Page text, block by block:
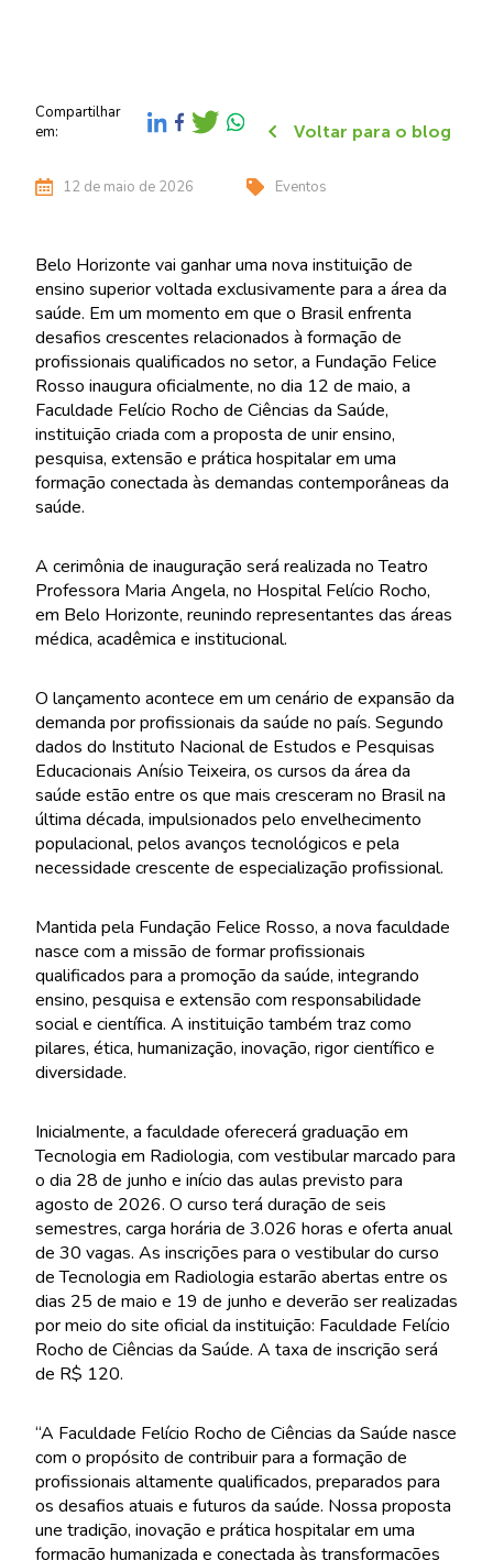
Compartilhar
em:
Voltar para o blog
12 de maio de 2026 Eventos
Belo Horizonte vai ganhar uma nova instituição de
ensino superior voltada exclusivamente para a área da
saúde. Em um momento em que o Brasil enfrenta
desafios crescentes relacionados à formação de
profissionais qualificados no setor, a Fundação Felice
Rosso inaugura oficialmente, no dia 12 de maio, a
Faculdade Felício Rocho de Ciências da Saúde,
instituição criada com a proposta de unir ensino,
pesquisa, extensão e prática hospitalar em uma
formação conectada às demandas contemporâneas da
saúde.
A cerimônia de inauguração será realizada no Teatro
Professora Maria Angela, no Hospital Felício Rocho,
em Belo Horizonte, reunindo representantes das áreas
médica, acadêmica e institucional.
O lançamento acontece em um cenário de expansão da
demanda por profissionais da saúde no país. Segundo
dados do Instituto Nacional de Estudos e Pesquisas
Educacionais Anísio Teixeira, os cursos da área da
saúde estão entre os que mais cresceram no Brasil na
última década, impulsionados pelo envelhecimento
populacional, pelos avanços tecnológicos e pela
necessidade crescente de especialização profissional.
Mantida pela Fundação Felice Rosso, a nova faculdade
nasce com a missão de formar profissionais
qualificados para a promoção da saúde, integrando
ensino, pesquisa e extensão com responsabilidade
social e científica. A instituição também traz como
pilares, ética, humanização, inovação, rigor científico e
diversidade.
Inicialmente, a faculdade oferecerá graduação em
Tecnologia em Radiologia, com vestibular marcado para
o dia 28 de junho e início das aulas previsto para
agosto de 2026. O curso terá duração de seis
semestres, carga horária de 3.026 horas e oferta anual
de 30 vagas. As inscrições para o vestibular do curso
de Tecnologia em Radiologia estarão abertas entre os
dias 25 de maio e 19 de junho e deverão ser realizadas
por meio do site oficial da instituição: Faculdade Felício
Rocho de Ciências da Saúde. A taxa de inscrição será
de R$ 120.
“A Faculdade Felício Rocho de Ciências da Saúde nasce
com o propósito de contribuir para a formação de
profissionais altamente qualificados, preparados para
os desafios atuais e futuros da saúde. Nossa proposta
une tradição, inovação e prática hospitalar em uma
formação humanizada e conectada às transformações